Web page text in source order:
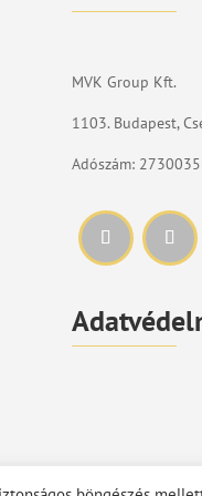
MVK Group Kft.
1103. Budapest,
Adószám: